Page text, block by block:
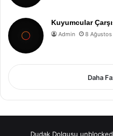
Kuyumcular
Admin 8
Daha
Dudak Dolgusu